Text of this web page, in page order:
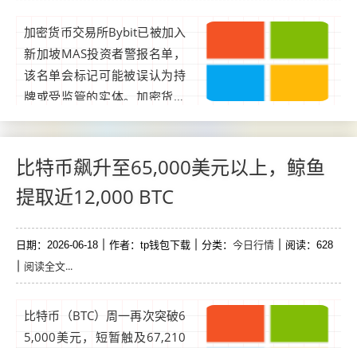
加密货币交易所Bybit已被加入
新加坡MAS投资者警报名单，
该名单会标记可能被误认为持
牌或受监管的实体。加密货币
交易所Bybit已被加入新加坡金
融管理局（MAS）的投资者警
示名单，该登记册旨在提醒消
误认为持有许可或监管的实
体。...
比特币飙升至65,000美元以上，鲸鱼
提取近12,000 BTC
日期：2026-06-18 作者：tp钱包下载 分类： 今日行情 阅读：628
阅读全文...
比特币（BTC）周一再次突破6
5,000美元，短暂触及67,210